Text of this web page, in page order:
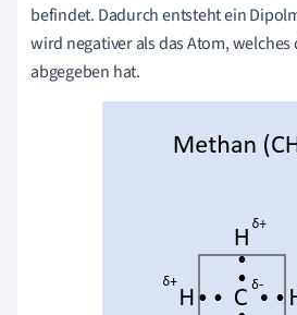
befindet. Dadurch entsteht ein
wird negativer als das Atom, welches
abgegeben hat.